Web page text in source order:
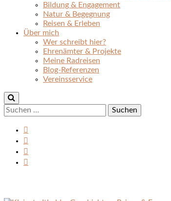
Bildung & Engagement
Natur & Begegnung
Reisen & Erleben
Über mich
Wer schreibt hier?
Ehrenämter & Projekte
Meine Radreisen
Blog-Referenzen
Vereinsservice
Suchen
nach: